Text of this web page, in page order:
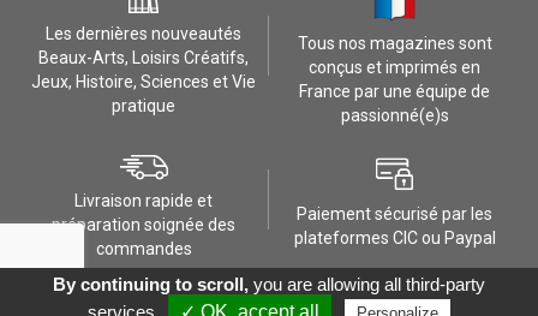
Les dernières nouveautés
Beaux-Arts, Loisirs Créatifs,
Jeux, Histoire, Sciences et Vie
pratique
Tous nos magazines sont
conçus et imprimés en
France par une équipe de
passionné(e)s
Livraison rapide et
préparation soignée des
commandes
Paiement sécurisé par les
plateformes CIC ou Paypal
Contactez-nous Mes données RGPD FAQ CGV Contact
Données personnelles
By continuing to scroll,you are allowing all third-party
services
✓ OK, accept all